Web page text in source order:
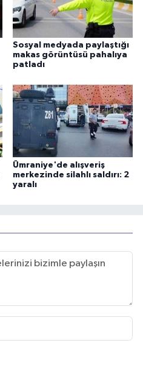
Sosyal medyada paylaştığı
makas görüntüsü pahalıya
patladı
Ümraniye'de alışveriş
merkezinde silahlı saldırı: 2
yaralı